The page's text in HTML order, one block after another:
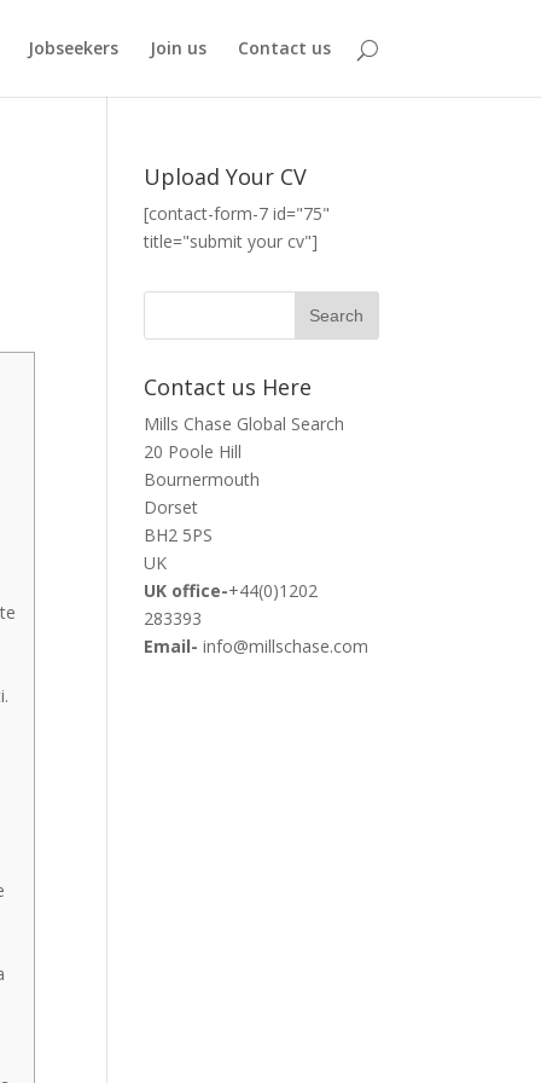
Jobseekers Join us Contact us
Upload Your CV
[contact-form-7 id="75"
title="submit your cv"]
Contact us Here
Mills Chase Global Search
20 Poole Hill
Bournermouth
Dorset
BH2 5PS
UK
UK office-+44(0)1202
283393
Email- info@millschase.com